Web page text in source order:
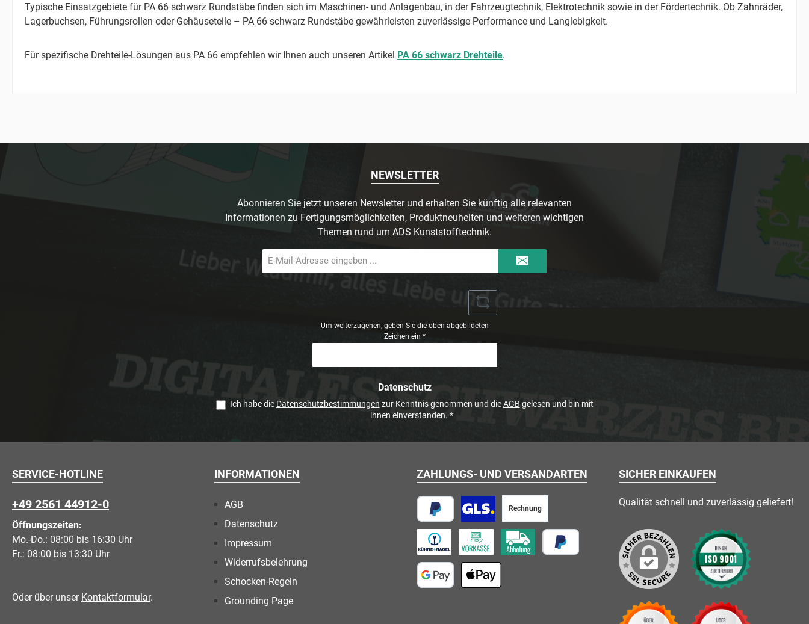
Typische Einsatzgebiete für PA 66 schwarz Rundstäbe finden sich im Maschinen- und Anlagenbau, in der Fahrzeugtechnik, Elektrotechnik sowie in der Fördertechnik. Ob Zahnräder,
Lagerbuchsen, Führungsrollen oder Gehäuseteile – PA 66 schwarz Rundstäbe gewährleisten zuverlässige Performance und Langlebigkeit.
Für spezifische Drehteile-Lösungen aus PA 66 empfehlen wir Ihnen auch unseren Artikel PA 66 schwarz Drehteile.
NEWSLETTER
Abonnieren Sie jetzt unseren Newsletter und erhalten Sie künftig alle relevanten
Informationen zu Fertigungsmöglichkeiten, Produktneuheiten und weiteren wichtigen
Themen rund um ADS Kunststofftechnik.
Mail-
Adresse
Um weiterzugehen, geben Sie die oben abgebildeten
Zeichen ein *
Datenschutz
Ich habe die Datenschutzbestimmungen zur Kenntnis genommen und dieAGB gelesen und bin mit
ihnen einverstanden. *
SERVICE-HOTLINE
+49 2561 44912-0
Öffnungszeiten:
Mo.-Do.: 08:00 bis 16:30 Uhr
Fr.: 08:00 bis 13:30 Uhr
Oder über unser Kontaktformular.
INFORMATIONEN
AGB
Datenschutz
Impressum
Widerrufsbelehrung
Schocken-Regeln
Grounding Page
ZAHLUNGS- UND VERSANDARTEN
PayPal
Rechnung
Vorkasse
Paketversand
Speditionsversand Abholung vor Ort
SICHER EINKAUFEN
Qualität schnell und zuverlässig geliefert!